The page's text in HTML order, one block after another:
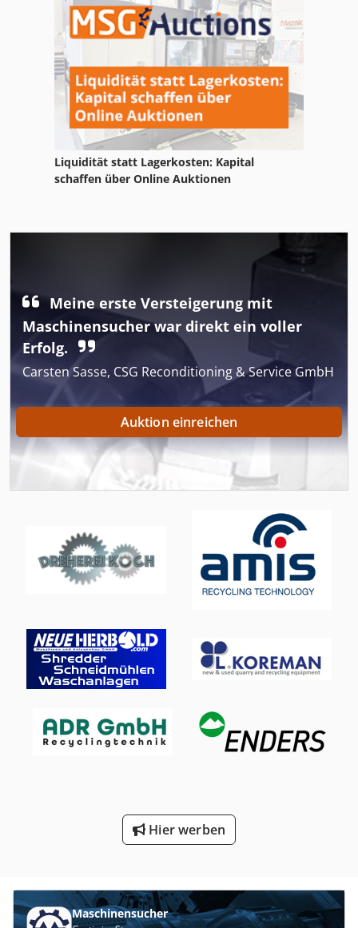
Liquidität statt Lagerkosten: Kapital
schaffen über Online Auktionen
Meine erste Versteigerung mit
Maschinensucher war direkt ein voller
Erfolg.
Carsten Sasse, CSG Reconditioning & Service GmbH
Auktion einreichen
Hier werben
Maschinensucher